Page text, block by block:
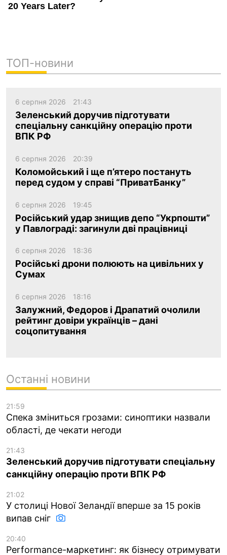
ТОП-новини
6 серпня 2026 21:43
Зеленський доручив підготувати
спеціальну санкційну операцію проти
ВПК РФ
6 серпня 2026 20:39
Коломойський і ще п’ятеро постануть
перед судом у справі “ПриватБанку”
6 серпня 2026 19:45
Російський удар знищив депо “Укрпошти”
у Павлограді: загинули дві працівниці
6 серпня 2026 18:36
Російські дрони полюють на цивільних у
Сумах
6 серпня 2026 18:16
Залужний, Федоров і Драпатий очолили
рейтинг довіри українців – дані
соцопитування
Останні новини
21:59
Спека зміниться грозами: синоптики назвали
області, де чекати негоди
21:43
Зеленський доручив підготувати спеціальну
санкційну операцію проти ВПК РФ
21:02
У столиці Нової Зеландії вперше за 15 років
випав сніг
20:40
Performance-маркетинг: як бізнесу отримувати